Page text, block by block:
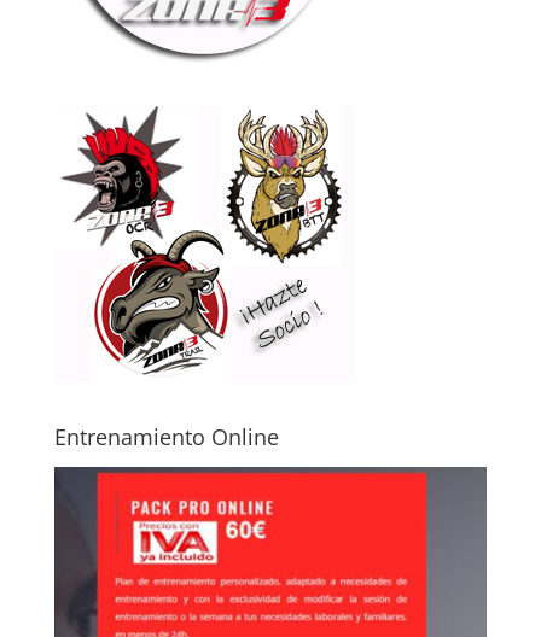
Entrenamiento Online